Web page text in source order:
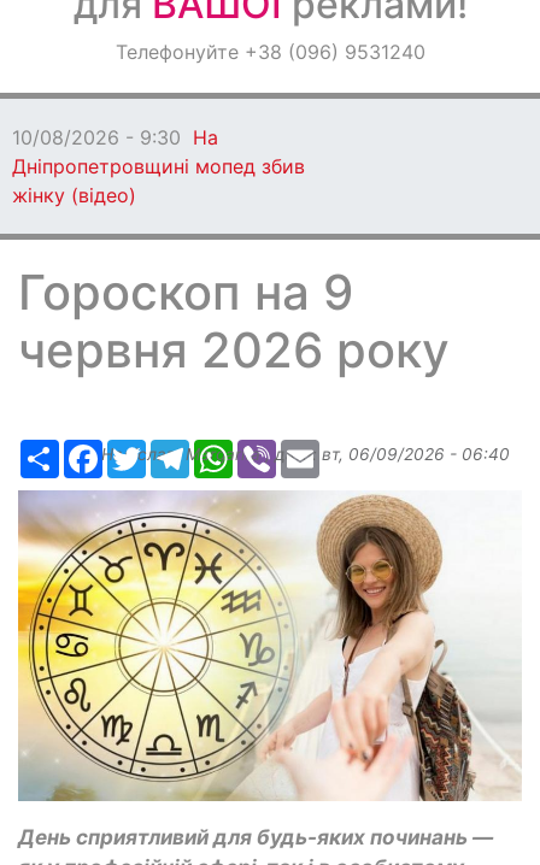
ОголошенняТелефонуйте +38 (096) 9531240
10/08/2026 - 9:30 На
Дніпропетровщині мопед збив
жінку (відео)
Гороскоп на 9
червня 2026 року
РесурсFacebook
TwitterTelegramWhatsApp
ViberEmail
Надіслав:Margarita, дата: вт, 06/09/2026 - 06:40
День сприятливий для будь-яких починань —